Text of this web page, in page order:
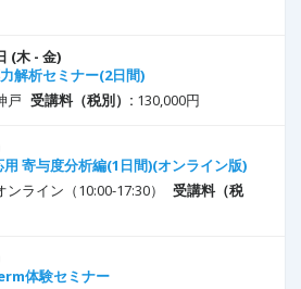
(木 - 金)
解析セミナー(2日間)
戸 受講料（税別）: 130,000円
寄与度分析編(1日間)(オンライン版)
ンライン（10:00-17:30）
受講料（税
体験セミナー